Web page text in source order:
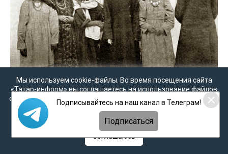
Источник: ru.wikipedia.org
Некоторые башкирские и ногайские этномиссионеры
Мы используем cookie-файлы. Во время посещения сайта
«Татар-информ» вы соглашаетесь на использование файлов
cookie в соответствии с настоящим уведомлением, согласием
наобработку персональных данных,Политикой о
персональных данных
Политикой конфиденциальности
Соглашаюсь
Подписывайтесь на наш канал в Телеграм!
Подписаться